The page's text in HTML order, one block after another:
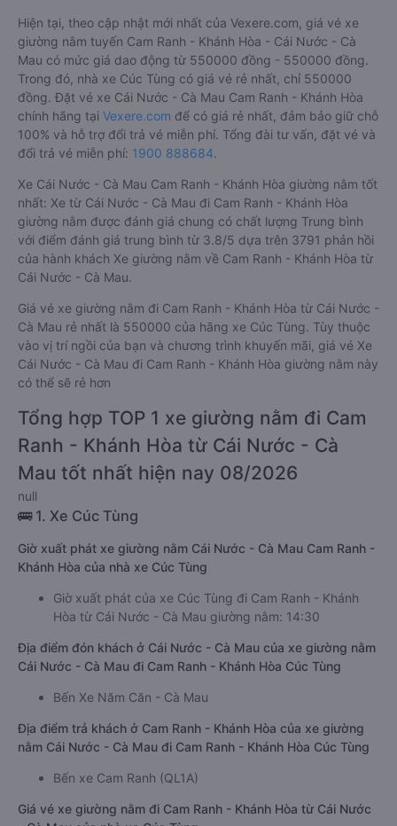
Hiện tại, theo cập nhật mới nhất của Vexere.com, giá vé xe
giường nằm tuyến Cam Ranh - Khánh Hòa - Cái Nước - Cà
Mau có mức giá dao động từ 550000 đồng - 550000 đồng.
Trong đó, nhà xe Cúc Tùng có giá vé rẻ nhất, chỉ 550000
đồng. Đặt vé xe Cái Nước - Cà Mau Cam Ranh - Khánh Hòa
chính hãng tại Vexere.com để có giá rẻ nhất, đảm bảo giữ chỗ
100% và hỗ trợ đổi trả vé miễn phí. Tổng đài tư vấn, đặt vé và
đổi trả vé miễn phí: 1900 888684.
Xe Cái Nước - Cà Mau Cam Ranh - Khánh Hòa giường nằm tốt
nhất: Xe từ Cái Nước - Cà Mau đi Cam Ranh - Khánh Hòa
giường nằm được đánh giá chung có chất lượng Trung bình
với điểm đánh giá trung bình từ 3.8/5 dựa trên 3791 phản hồi
của hành khách Xe giường nằm về Cam Ranh - Khánh Hòa từ
Cái Nước - Cà Mau.
Giá vé xe giường nằm đi Cam Ranh - Khánh Hòa từ Cái Nước -
Cà Mau rẻ nhất là 550000 của hãng xe Cúc Tùng. Tùy thuộc
vào vị trí ngồi của bạn và chương trình khuyến mãi, giá vé Xe
Cái Nước - Cà Mau đi Cam Ranh - Khánh Hòa giường nằm này
có thể sẽ rẻ hơn
Tổng hợp TOP 1 xe giường nằm đi Cam
Ranh - Khánh Hòa từ Cái Nước - Cà
Mau tốt nhất hiện nay 08/2026
null
🚌 1. Xe Cúc Tùng
Giờ xuất phát xe giường nằm Cái Nước - Cà Mau Cam Ranh -
Khánh Hòa của nhà xe Cúc Tùng
Giờ xuất phát của xe Cúc Tùng đi Cam Ranh - Khánh
Hòa từ Cái Nước - Cà Mau giường nằm: 14:30
Địa điểm đón khách ở Cái Nước - Cà Mau của xe giường nằm
Cái Nước - Cà Mau đi Cam Ranh - Khánh Hòa Cúc Tùng
Bến Xe Năm Căn - Cà Mau
Địa điểm trả khách ở Cam Ranh - Khánh Hòa của xe giường
nằm Cái Nước - Cà Mau đi Cam Ranh - Khánh Hòa Cúc Tùng
Bến xe Cam Ranh (QL1A)
Giá vé xe giường nằm đi Cam Ranh - Khánh Hòa từ Cái Nước